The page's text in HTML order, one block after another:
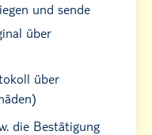
und sende
über
über
die Bestätigung